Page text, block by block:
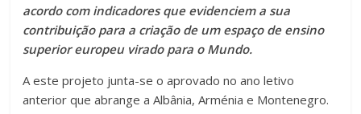
acordo com indicadores que evidenciem a sua
contribuição para a criação de um espaço de ensino
superior europeu virado para o Mundo.
A este projeto junta-se o aprovado no ano letivo
anterior que abrange a Albânia, Arménia e Montenegro.